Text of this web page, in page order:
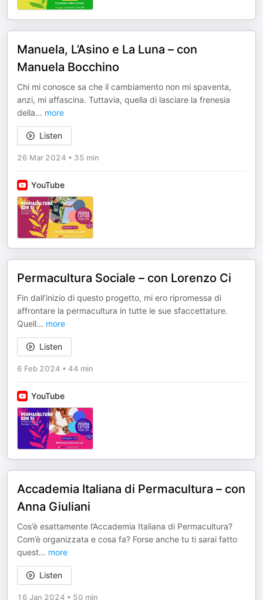
Manuela, L’Asino e La Luna – con
Manuela Bocchino
Chi mi conosce sa che il cambiamento non mi spaventa,
anzi, mi affascina. Tuttavia, quella di lasciare la frenesia
della... more
Listen
26 Mar 2024 • 35 min
YouTube
Permacultura Sociale – con Lorenzo Ci
Fin dall’inizio di questo progetto, mi ero ripromessa di
affrontare la permacultura in tutte le sue sfaccettature.
Quell... more
Listen
6 Feb 2024 • 44 min
YouTube
Accademia Italiana di Permacultura – con
Anna Giuliani
Cos’è esattamente l’Accademia Italiana di Permacultura?
Com’è organizzata e cosa fa? Forse anche tu ti sarai fatto
quest... more
Listen
16 Jan 2024 • 50 min